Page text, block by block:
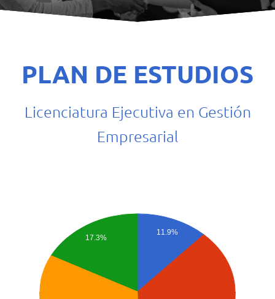
PLAN DE ESTUDIOS
Licenciatura Ejecutiva en Gestión
Empresarial
11.9%
17.3%